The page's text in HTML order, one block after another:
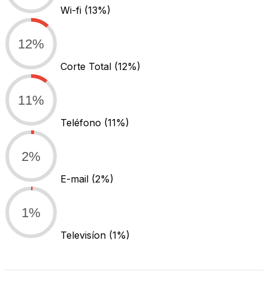
Wi-fi (13%)
12%
Corte Total (12%)
11%
Teléfono (11%)
2%
E-mail (2%)
1%
Televisíon (1%)